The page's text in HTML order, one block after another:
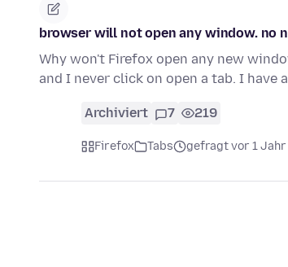
browser will not open any window. no
Why won't Firefox open any new
and I never click on open a tab. I have
Archiviert 7 219
Firefox Tabs gefragt vor 1 Jahr